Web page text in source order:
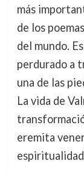
más
de los
del mundo.
perdurado a
una de las
La vida de
eremita